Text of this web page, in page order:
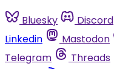
Bluesky Discord
Linkedin
Mastodon
Telegram
Threads